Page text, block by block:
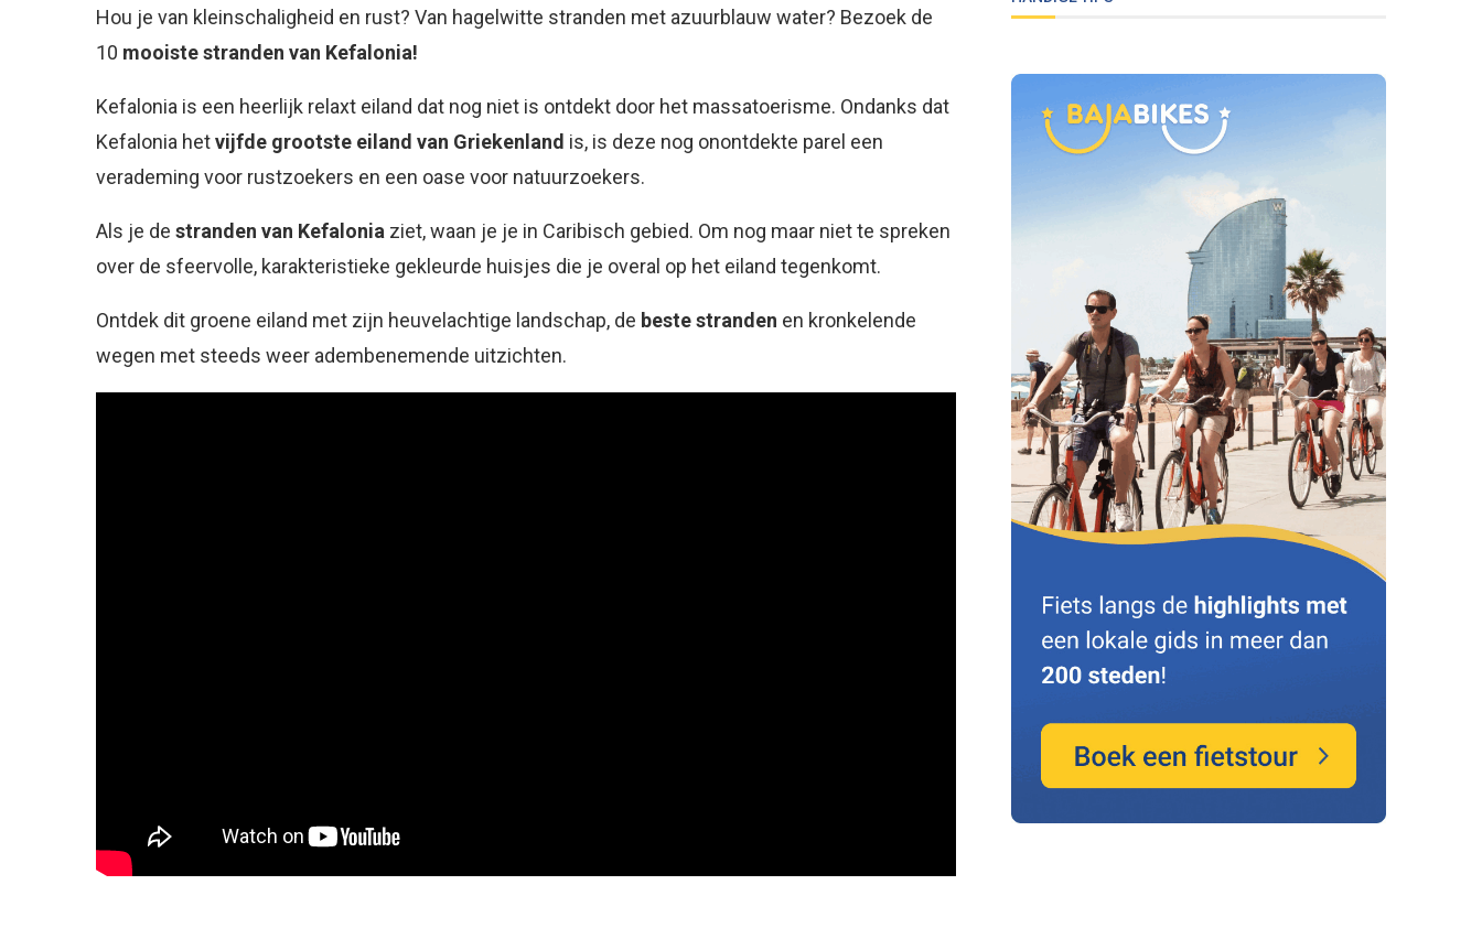
Hou je van kleinschaligheid en rust? Van hagelwitte stranden met azuurblauw water? Bezoek de
10 mooiste stranden van Kefalonia!
Kefalonia is een heerlijk relaxt eiland dat nog niet is ontdekt door het massatoerisme. Ondanks dat
Kefalonia hetvijfde grootste eiland van Griekenland is, is deze nog onontdekte parel een
verademing voor rustzoekers en een oase voor natuurzoekers.
Als je de stranden van Kefalonia ziet, waan je je in Caribisch gebied. Om nog maar niet te spreken
over de sfeervolle, karakteristieke gekleurde huisjes die je overal op het eiland tegenkomt.
Ontdek dit groene eiland met zijn heuvelachtige landschap, de beste stranden en kronkelende
wegen met steeds weer adembenemende uitzichten.